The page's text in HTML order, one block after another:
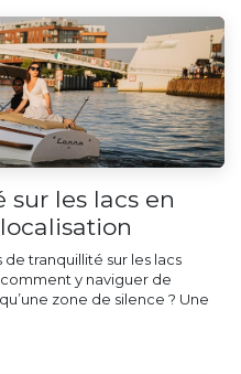
les lacs en
tranquillité sur les lacs
y naviguer de
zone de silence ? Une